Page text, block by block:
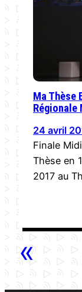
Ma Thèse
Régionale
24 avril
Finale
Thèse en
2017 au
«